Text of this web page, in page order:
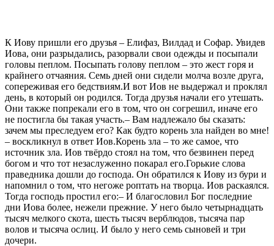
К Иову пришли его друзья – Елифаз, Вилдад и Софар. Увидев
Иова, они разрыдались, разорвали свои одежды и посыпали
головы пеплом. Посыпать голову пеплом – это жест горя и
крайнего отчаяния. Семь дней они сидели молча возле друга,
сопереживая его бедствиям.И вот Иов не выдержал и проклял
день, в который он родился. Тогда друзья начали его утешать.
Они также попрекали его в том, что он согрешил, иначе его
не постигла бы такая участь.– Вам надлежало бы сказать:
зачем мы преследуем его? Как будто корень зла найден во мне!
– воскликнул в ответ Иов.Корень зла – то же самое, что
источник зла. Иов твёрдо стоял на том, что безвинен перед
богом и что тот незаслуженно покарал его.Горькие слова
праведника дошли до господа. Он обратился к Иову из бури и
напомнил о том, что негоже роптать на творца. Иов раскаялся.
Тогда господь простил его:– И благословил Бог последние
дни Иова более, нежели прежние. У него было четырнадцать
тысяч мелкого скота, шесть тысяч верблюдов, тысяча пар
волов и тысяча ослиц. И было у него семь сыновей и три
дочери.